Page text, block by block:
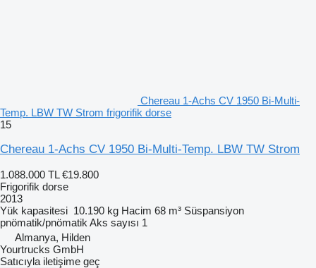
Chereau 1-Achs CV 1950 Bi-Multi-
Temp. LBW TW Strom frigorifik dorse
15
Chereau 1-Achs CV 1950 Bi-Multi-Temp. LBW TW Strom
1.088.000 TL €19.800
Frigorifik dorse
2013
Yük kapasitesi 10.190 kg Hacim 68 m³ Süspansiyon
pnömatik/pnömatik Aks sayısı 1
Almanya, Hilden
Yourtrucks GmbH
Satıcıyla iletişime geç